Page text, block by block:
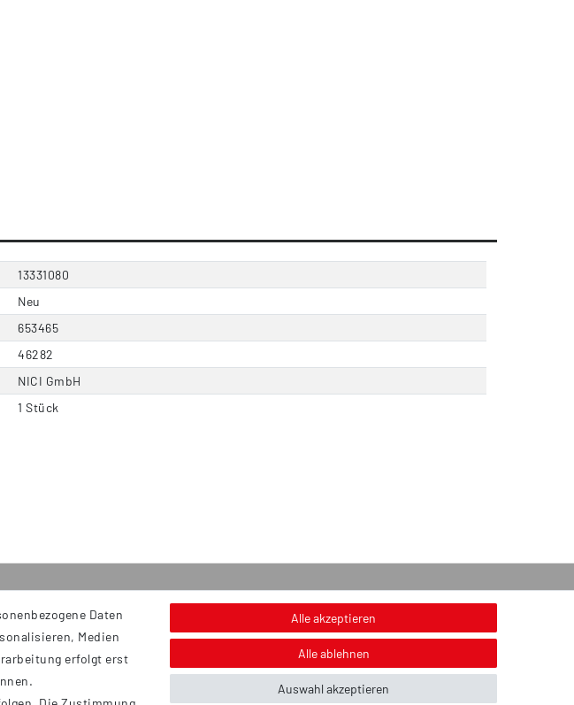
13331080
Neu
653465
46282
NICI GmbH
1 Stück
Hinweis zur Entsorgung von Altbatterien & Altöl
Bildnachweis
Daten
Medien
erfolgt erst
Alle akzeptieren
Alle ablehnen
Auswahl akzeptieren